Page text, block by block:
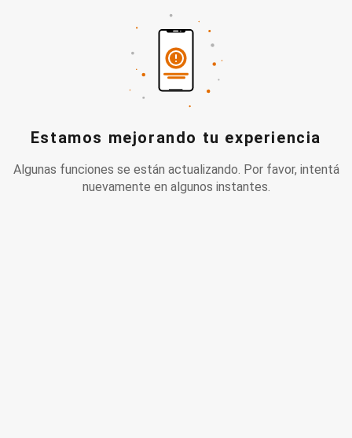
Estamos mejorando tu experiencia
Algunas funciones se están actualizando. Por favor, intentá
nuevamente en algunos instantes.